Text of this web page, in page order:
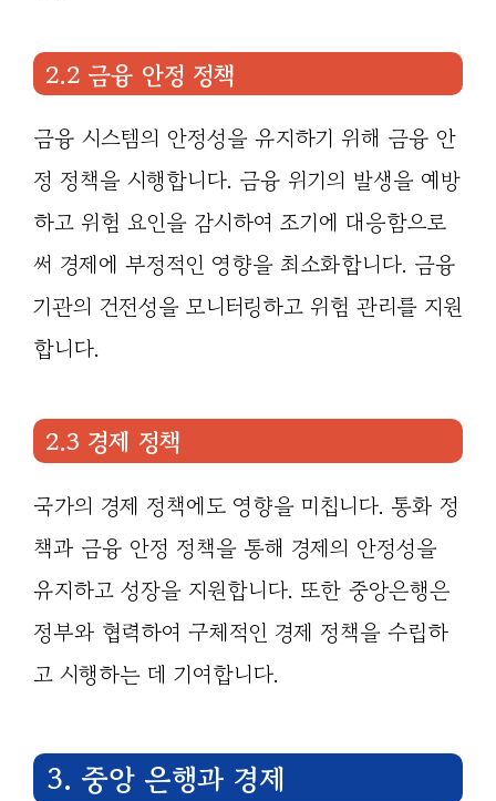
2.2 금융 안정 정책
금융 시스템의 안정성을 유지하기 위해 금융 안
정 정책을 시행합니다. 금융 위기의 발생을 예방
하고 위험 요인을 감시하여 조기에 대응함으로
써 경제에 부정적인 영향을 최소화합니다. 금융
기관의 건전성을 모니터링하고 위험 관리를 지원
합니다.
2.3 경제 정책
국가의 경제 정책에도 영향을 미칩니다. 통화 정
책과 금융 안정 정책을 통해 경제의 안정성을
유지하고 성장을 지원합니다. 또한 중앙은행은
정부와 협력하여 구체적인 경제 정책을 수립하
고 시행하는 데 기여합니다.
3. 중앙 은행과 경제